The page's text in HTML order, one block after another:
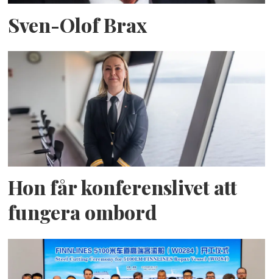
Sven-Olof Brax
Hon får konferenslivet att
fungera ombord